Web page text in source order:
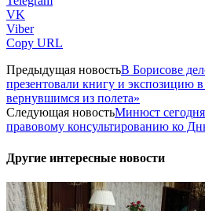
VK
Viber
Copy URL
Предыдущая новостьВ Борисове
презентовали книгу и экспозицию
вернувшимся из полета»
Следующая новостьМинюст
правовому консультированию ко
Другие интересные новости